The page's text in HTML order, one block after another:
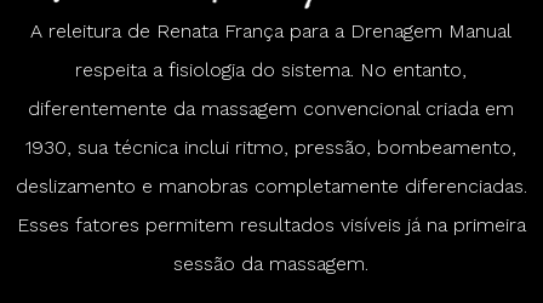
A releitura de Renata França para a Drenagem Manual
respeita a fisiologia do sistema. No entanto,
diferentemente da massagem convencional criada em
1930, sua técnica inclui ritmo, pressão, bombeamento,
deslizamento e manobras completamente diferenciadas.
Esses fatores permitem resultados visíveis já na primeira
sessão da massagem.